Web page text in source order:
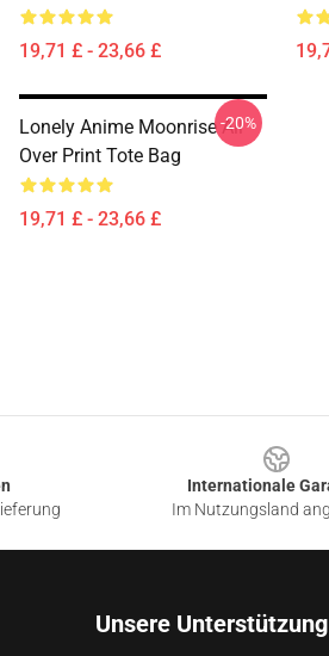
19,71 £ - 23,66 £
Lonely Anime Moonrise All
Over Print Tote Bag
19,71 £ - 23,66 £
-20%
Internationale
Im Nutzungsland
Unsere Unterstützung